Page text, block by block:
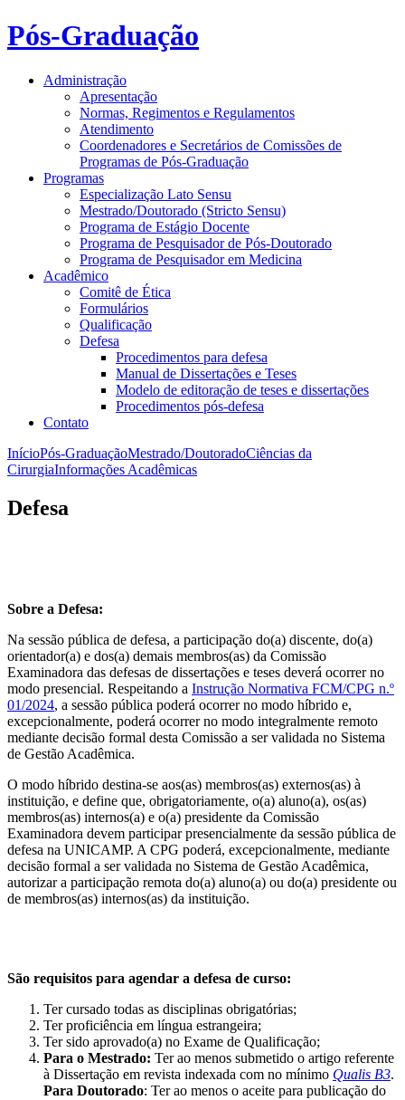
Pós-Graduação
Administração
Apresentação
Normas, Regimentos e Regulamentos
Atendimento
Coordenadores e Secretários de Comissões de
Programas de Pós-Graduação
Programas
Especialização Lato Sensu
Mestrado/Doutorado (Stricto Sensu)
Programa de Estágio Docente
Programa de Pesquisador de Pós-Doutorado
Programa de Pesquisador em Medicina
Acadêmico
Comitê de Ética
Formulários
Qualificação
Defesa
Procedimentos para defesa
Manual de Dissertações e Teses
Modelo de editoração de teses e dissertações
Procedimentos pós-defesa
Contato
InícioPós-GraduaçãoMestrado/DoutoradoCiências da
CirurgiaInformações Acadêmicas
Defesa
Sobre a Defesa:
Na sessão pública de defesa, a participação do(a) discente, do(a)
orientador(a) e dos(a) demais membros(as) da Comissão
Examinadora das defesas de dissertações e teses deverá ocorrer no
modo presencial. Respeitando a Instrução Normativa FCM/CPG n.º
01/2024, a sessão pública poderá ocorrer no modo híbrido e,
excepcionalmente, poderá ocorrer no modo integralmente remoto
mediante decisão formal desta Comissão a ser validada no Sistema
de Gestão Acadêmica.
O modo híbrido destina-se aos(as) membros(as) externos(as) à
instituição, e define que, obrigatoriamente, o(a) aluno(a), os(as)
membros(as) internos(a) e o(a) presidente da Comissão
Examinadora devem participar presencialmente da sessão pública de
defesa na UNICAMP. A CPG poderá, excepcionalmente, mediante
decisão formal a ser validada no Sistema de Gestão Acadêmica,
autorizar a participação remota do(a) aluno(a) ou do(a) presidente ou
de membros(as) internos(as) da instituição.
São requisitos para agendar a defesa de curso:
Ter cursado todas as disciplinas obrigatórias;
Ter proficiência em língua estrangeira;
Ter sido aprovado(a) no Exame de Qualificação;
Para o Mestrado: Ter ao menos submetido o artigo referente
à Dissertação em revista indexada com no mínimo Qualis B3.
Para Doutorado: Ter ao menos o aceite para publicação do